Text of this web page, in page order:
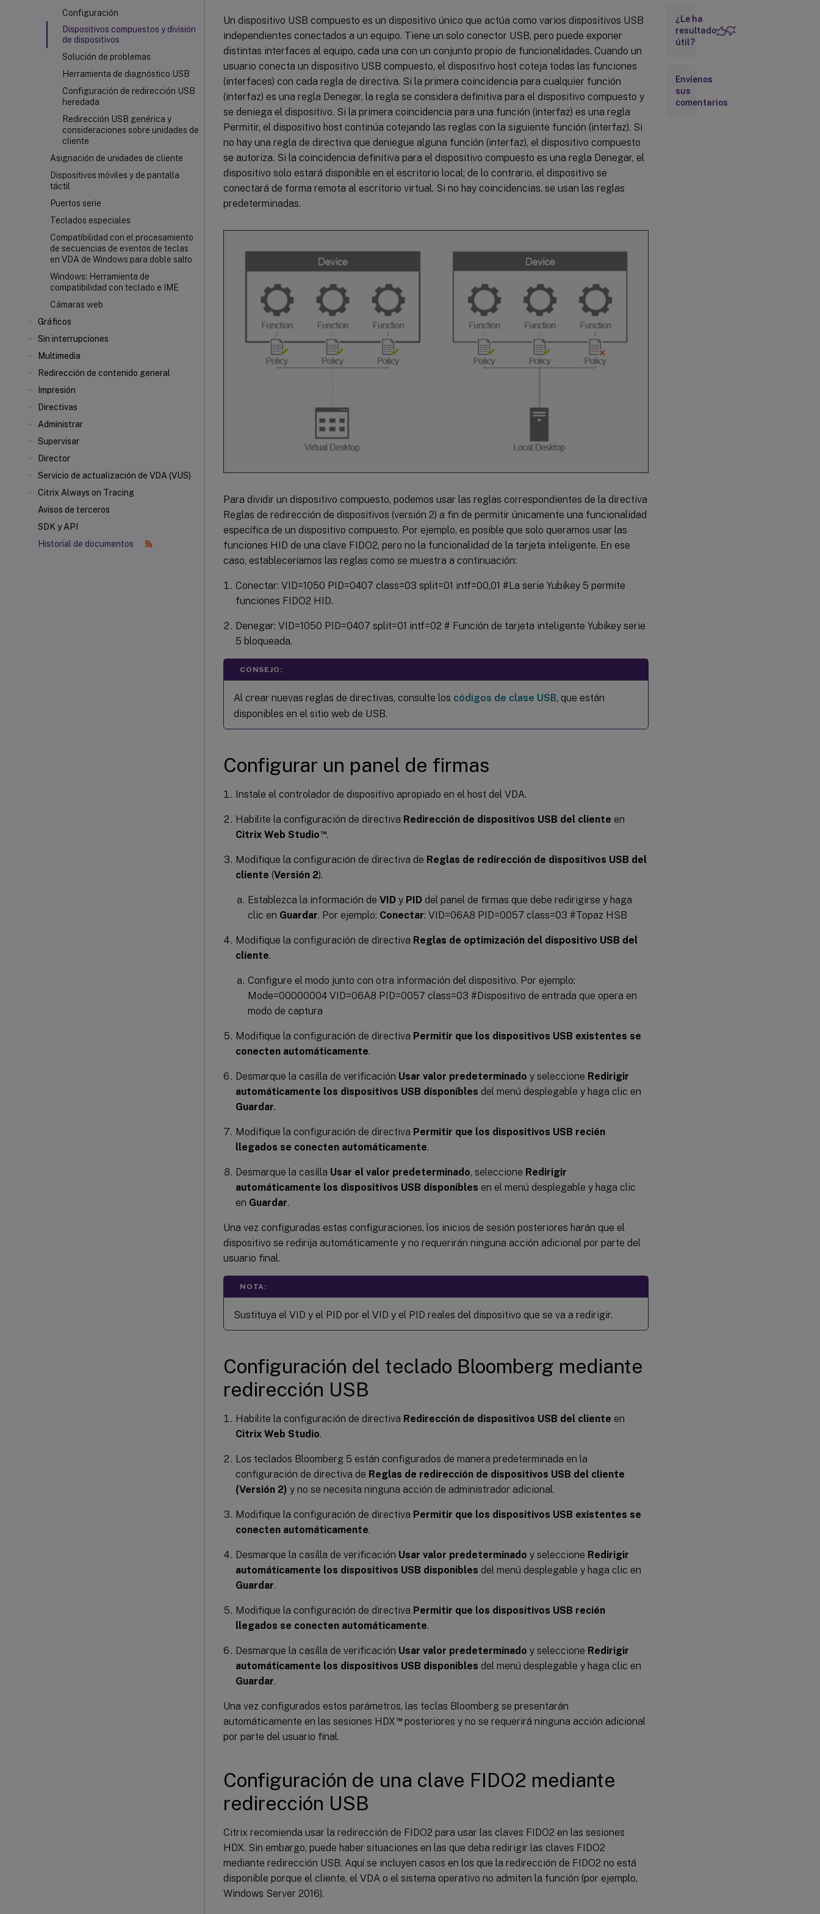
Configuración
Dispositivos compuestos y división
de dispositivos
Solución de problemas
Herramienta de diagnóstico USB
Configuración de redirección USB
heredada
Redirección USB genérica y
consideraciones sobre unidades de
cliente
Asignación de unidades de cliente
Dispositivos móviles y de pantalla
táctil
Puertos serie
Teclados especiales
Compatibilidad con el procesamiento
de secuencias de eventos de teclas
en VDA de Windows para doble salto
Windows: Herramienta de
compatibilidad con teclado e IME
Cámaras web
Gráficos
Sin interrupciones
Multimedia
Redirección de contenido general
Impresión
Directivas
Administrar
Supervisar
Director
Servicio de actualización de VDA (VUS)
Citrix Always on Tracing
Avisos de terceros
SDK y API
Historial de documentos
Un dispositivo USB compuesto es un dispositivo único que actúa como varios dispositivos USB
independientes conectados a un equipo. Tiene un solo conector USB, pero puede exponer
distintas interfaces al equipo, cada una con un conjunto propio de funcionalidades. Cuando un
usuario conecta un dispositivo USB compuesto, el dispositivo host coteja todas las funciones
(interfaces) con cada regla de directiva. Si la primera coincidencia para cualquier función
(interfaz) es una regla Denegar, la regla se considera definitiva para el dispositivo compuesto y
se deniega el dispositivo. Si la primera coincidencia para una función (interfaz) es una regla
Permitir, el dispositivo host continúa cotejando las reglas con la siguiente función (interfaz). Si
no hay una regla de directiva que deniegue alguna función (interfaz), el dispositivo compuesto
se autoriza. Si la coincidencia definitiva para el dispositivo compuesto es una regla Denegar, el
dispositivo solo estará disponible en el escritorio local; de lo contrario, el dispositivo se
conectará de forma remota al escritorio virtual. Si no hay coincidencias, se usan las reglas
predeterminadas.
Para dividir un dispositivo compuesto, podemos usar las reglas correspondientes de la directiva
Reglas de redirección de dispositivos (versión 2) a fin de permitir únicamente una funcionalidad
específica de un dispositivo compuesto. Por ejemplo, es posible que solo queramos usar las
funciones HID de una clave FIDO2, pero no la funcionalidad de la tarjeta inteligente. En ese
caso, estableceríamos las reglas como se muestra a continuación:
Conectar: VID=1050 PID=0407 class=03 split=01 intf=00,01 #La serie Yubikey 5 permite
funciones FIDO2 HID.
Denegar: VID=1050 PID=0407 split=01 intf=02 # Función de tarjeta inteligente Yubikey serie
5 bloqueada.
CONSEJO:
Al crear nuevas reglas de directivas, consulte los códigos de clase USB, que están
disponibles en el sitio web de USB.
Configurar un panel de firmas
Instale el controlador de dispositivo apropiado en el host del VDA.
Habilite la configuración de directiva Redirección de dispositivos USB del cliente en
Citrix Web Studio™.
Modifique la configuración de directiva de Reglas de redirección de dispositivos USB del
cliente (Versión 2).
Establezca la información de VID y PID del panel de firmas que debe redirigirse y haga
clic en Guardar. Por ejemplo: Conectar: VID=06A8 PID=0057 class=03 #Topaz HSB
Modifique la configuración de directiva Reglas de optimización del dispositivo USB del
cliente.
Configure el modo junto con otra información del dispositivo. Por ejemplo:
Mode=00000004 VID=06A8 PID=0057 class=03 #Dispositivo de entrada que opera en
modo de captura
Modifique la configuración de directiva Permitir que los dispositivos USB existentes se
conecten automáticamente.
Desmarque la casilla de verificación Usar valor predeterminado y seleccione Redirigir
automáticamente los dispositivos USB disponibles del menú desplegable y haga clic en
Guardar.
Modifique la configuración de directiva Permitir que los dispositivos USB recién
llegados se conecten automáticamente.
Desmarque la casilla Usar el valor predeterminado, seleccione Redirigir
automáticamente los dispositivos USB disponibles en el menú desplegable y haga clic
en Guardar.
Una vez configuradas estas configuraciones, los inicios de sesión posteriores harán que el
dispositivo se redirija automáticamente y no requerirán ninguna acción adicional por parte del
usuario final.
NOTA:
Sustituya el VID y el PID por el VID y el PID reales del dispositivo que se va a redirigir.
Configuración del teclado Bloomberg mediante
redirección USB
Habilite la configuración de directiva Redirección de dispositivos USB del cliente en
Citrix Web Studio.
Los teclados Bloomberg 5 están configurados de manera predeterminada en la
configuración de directiva de Reglas de redirección de dispositivos USB del cliente
(Versión 2) y no se necesita ninguna acción de administrador adicional.
Modifique la configuración de directiva Permitir que los dispositivos USB existentes se
conecten automáticamente.
Desmarque la casilla de verificación Usar valor predeterminado y seleccione Redirigir
automáticamente los dispositivos USB disponibles del menú desplegable y haga clic en
Guardar.
Modifique la configuración de directiva Permitir que los dispositivos USB recién
llegados se conecten automáticamente.
Desmarque la casilla de verificación Usar valor predeterminado y seleccione Redirigir
automáticamente los dispositivos USB disponibles del menú desplegable y haga clic en
Guardar.
Una vez configurados estos parámetros, las teclas Bloomberg se presentarán
automáticamente en las sesiones HDX™posteriores y no se requerirá ninguna acción adicional
por parte del usuario final.
Configuración de una clave FIDO2 mediante
redirección USB
Citrix recomienda usar la redirección de FIDO2 para usar las claves FIDO2 en las sesiones
HDX. Sin embargo, puede haber situaciones en las que deba redirigir las claves FIDO2
mediante redirección USB. Aquí se incluyen casos en los que la redirección de FIDO2 no está
disponible porque el cliente, el VDA o el sistema operativo no admiten la función (por ejemplo,
Windows Server 2016).
Configuración
de una clave
USB
Configuración
¿Le ha
resultado
útil?
Envíenos
sus
comentarios